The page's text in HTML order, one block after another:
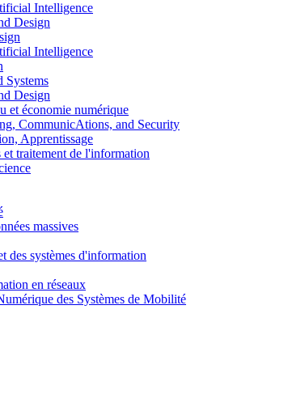
Intelligence
Design
Intelligence
Systems
Design
et économie numérique
CommunicAtions, and Security
Apprentissage
traitement de l'information
massives
des systèmes d'information
en réseaux
des Systèmes de Mobilité